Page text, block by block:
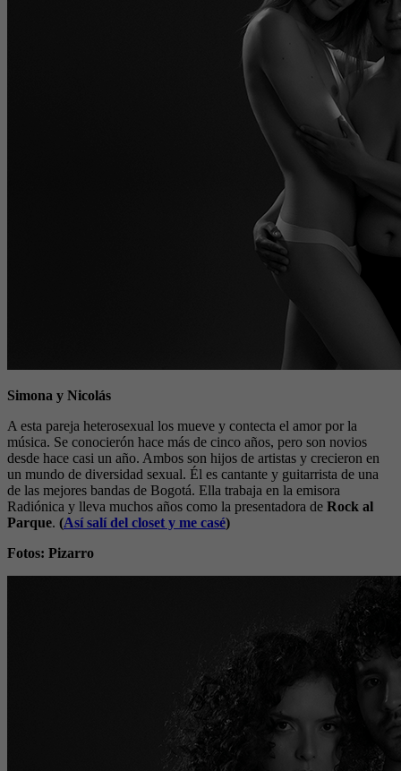
Simona y Nicolás
A esta pareja heterosexual los mueve y contecta el amor por la
música. Se conocierón hace más de cinco años, pero son novios
desde hace casi un año. Ambos son hijos de artistas y crecieron en
un mundo de diversidad sexual. Él es cantante y guitarrista de una
de las mejores bandas de Bogotá. Ella trabaja en la emisora
Radiónica y lleva muchos años como la presentadora de Rock al
Parque. (Así salí del closet y me casé)
Fotos: Pizarro